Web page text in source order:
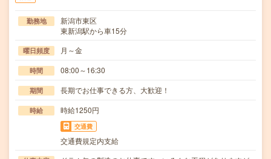
勤務地
新潟市東区
東新潟駅から車15分
曜日頻度 月～金
時間 08:00～16:30
期間 長期でお仕事できる方、大歓迎！
時給 時給1250円
交通費
交通費規定内支給